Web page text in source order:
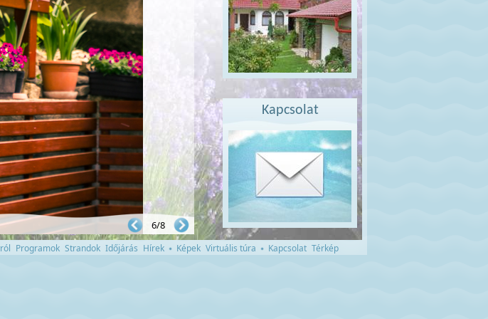
6/8
Kapcsolat
Programok Strandok Időjárás Hírek Képek Virtuális túra Kapcsolat Térkép